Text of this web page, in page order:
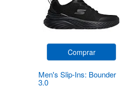
Comprar
Men's Slip-Ins: Bounder
3.0